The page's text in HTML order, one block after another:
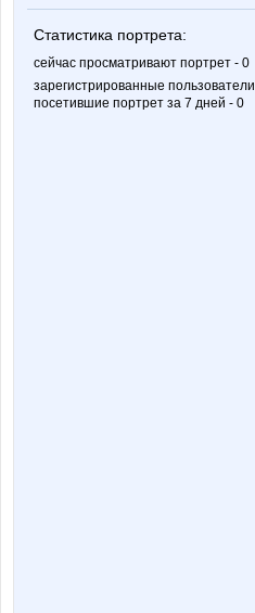
Статистика портрета:
сейчас просматривают портрет - 0
зарегистрированные пользователи
посетившие портрет за 7 дней - 0